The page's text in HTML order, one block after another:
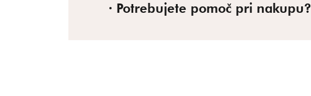
Potrebujete pomoč pri nakupu?